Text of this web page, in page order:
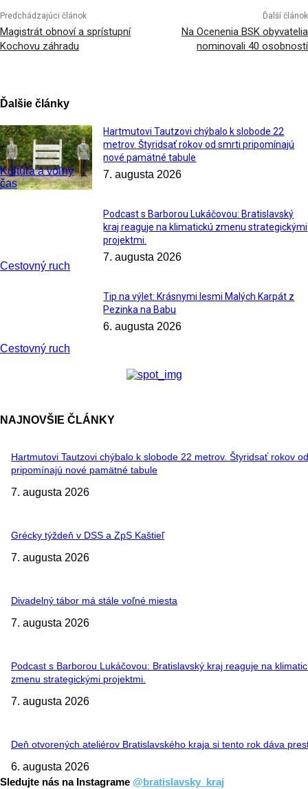
Predchádzajúci článok
Magistrát obnoví a sprístupní
Kochovu záhradu
Ďalší článok
Na Ocenenia BSK obyvatelia
nominovali 40 osobností
Ďalšie články
Kultúra a voľný
čas
Hartmutovi Tautzovi chýbalo k slobode 22
metrov. Štyridsať rokov od smrti pripomínajú
nové pamätné tabule
7. augusta 2026
Cestovný ruch
Podcast s Barborou Lukáčovou: Bratislavský
kraj reaguje na klimatickú zmenu strategickými
projektmi.
7. augusta 2026
Cestovný ruch
Tip na výlet: Krásnymi lesmi Malých Karpát z
Pezinka na Babu
6. augusta 2026
NAJNOVŠIE ČLÁNKY
Hartmutovi Tautzovi chýbalo k slobode 22 metrov. Štyridsať rokov
pripomínajú nové pamätné tabule
7. augusta 2026
Grécky týždeň v DSS a ZpS Kaštieľ
7. augusta 2026
Divadelný tábor má stále voľné miesta
7. augusta 2026
Podcast s Barborou Lukáčovou: Bratislavský kraj reaguje na
zmenu strategickými projektmi.
7. augusta 2026
Deň otvorených ateliérov Bratislavského kraja si tento rok dáva
6. augusta 2026
Sledujte nás na Instagrame @bratislavsky_kraj